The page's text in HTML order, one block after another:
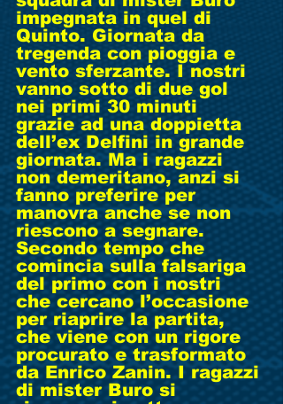
impegnata in quel di
Quinto. Giornata da
tregenda con pioggia e
vento sferzante. I nostri
vanno sotto di due gol
nei primi 30 minuti
grazie ad una doppietta
dell’ex Delfini in grande
giornata. Ma i ragazzi
non demeritano, anzi si
fanno preferire per
manovra anche se non
riescono a segnare.
Secondo tempo che
comincia sulla falsariga
del primo con i nostri
che cercano l’occasione
per riaprire la partita,
che viene con un rigore
procurato e trasformato
da Enrico Zanin. I ragazzi
di mister Buro si